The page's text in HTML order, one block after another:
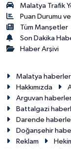
Malatya Trafik
Puan Durumu
Tüm Manşetler
Son Dakika
Haber Arşivi
Malatya
Hakkımızda
Arguvan
Battalgazi
Darende
Doğanşehir
Reklam